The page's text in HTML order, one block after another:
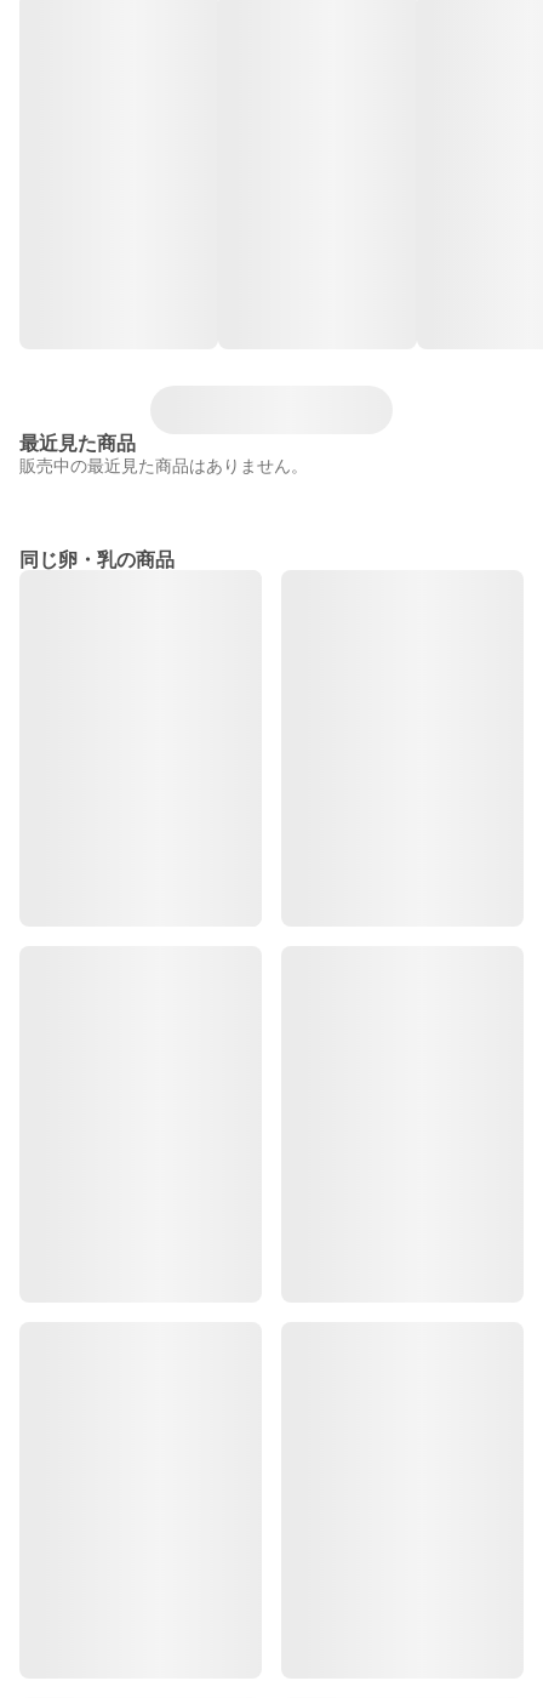
最近見た商品
販売中の最近見た商品はありません。
同じ卵・乳の商品